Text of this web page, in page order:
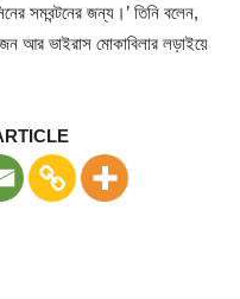
সমবন্টনের জন্য।’ তিনি বলেন,
আর ভাইরাস মোকাবিলার লড়াইয়ে